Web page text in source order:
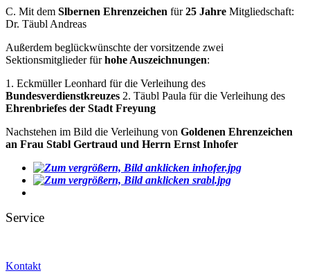
C. Mit dem Slbernen Ehrenzeichen für25 Jahre Mitgliedschaft:
Dr. Täubl Andreas
Außerdem beglückwünschte der vorsitzende zwei
Sektionsmitglieder fürhohe Auszeichnungen:
1. Eckmüller Leonhard für die Verleihung des
Bundesverdienstkreuzes 2. Täubl Paula für die Verleihung des
Ehrenbriefes der Stadt Freyung
Nachstehen im Bild die Verleihung von Goldenen Ehrenzeichen
an Frau Stabl Gertraud und Herrn Ernst Inhofer
Service
Kontakt